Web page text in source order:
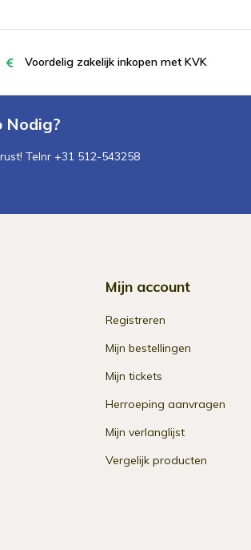
Voordelig zakelijk inkopen met KVK
Nodig?
Telnr +31 512-543258
Mijn account
Registreren
Mijn bestellingen
Mijn tickets
Herroeping aanvragen
Mijn verlanglijst
Vergelijk producten